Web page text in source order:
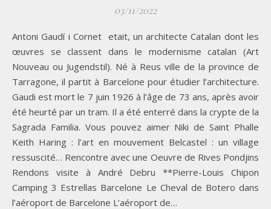
03/11/2022
Antoni Gaudí i Cornet etait, un architecte Catalan dont les
œuvres se classent dans le modernisme catalan (Art
Nouveau ou Jugendstil). Né à Reus ville de la province de
Tarragone, il partit à Barcelone pour étudier l’architecture.
Gaudi est mort le 7 juin 1926 à l’âge de 73 ans, après avoir
été heurté par un tram. Il a été enterré dans la crypte de la
Sagrada Familia. Vous pouvez aimer Niki de Saint Phalle
Keith Haring : l’art en mouvement Belcastel : un village
ressuscité… Rencontre avec une Oeuvre de Rives Pondjins
Rendons visite à André Debru **Pierre-Louis Chipon
Camping 3 Estrellas Barcelone Le Cheval de Botero dans
l’aéroport de Barcelone L’aéroport de…